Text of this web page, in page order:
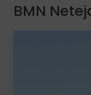
BMN